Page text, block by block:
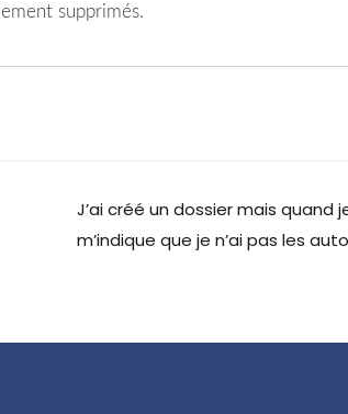
supprimés.
J’ai créé un dossier mais quand
m’indique que je n’ai pas les